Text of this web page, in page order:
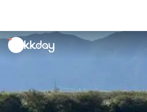
unread
notifications